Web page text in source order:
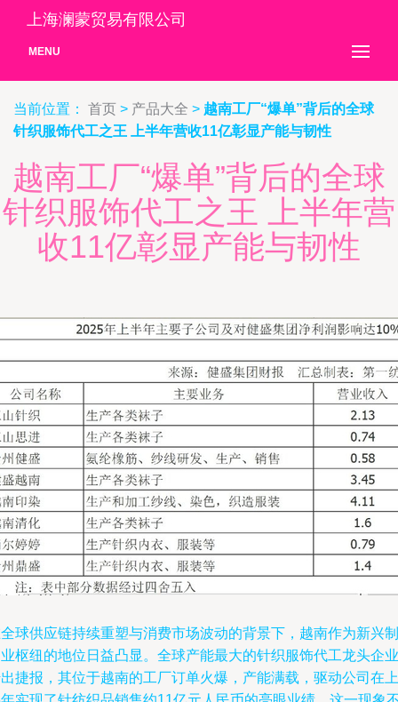
上海澜蒙贸易有限公司
MENU
当前位置： 首页 > 产品大全 > 越南工厂“爆单”背后的全球
针织服饰代工之王 上半年营收11亿彰显产能与韧性
越南工厂“爆单”背后的全球
针织服饰代工之王 上半年营
收11亿彰显产能与韧性
球供应链持续重塑与消费市场波动的背景下，越南作为新兴制
枢纽的地位日益凸显。全球产能最大的针织服饰代工龙头企业
捷报，其位于越南的工厂订单火爆，产能满载，驱动公司在上